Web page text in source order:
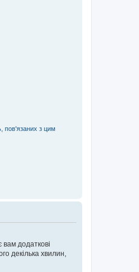
пов'язаних з цим
додаткові
декілька хвилин,